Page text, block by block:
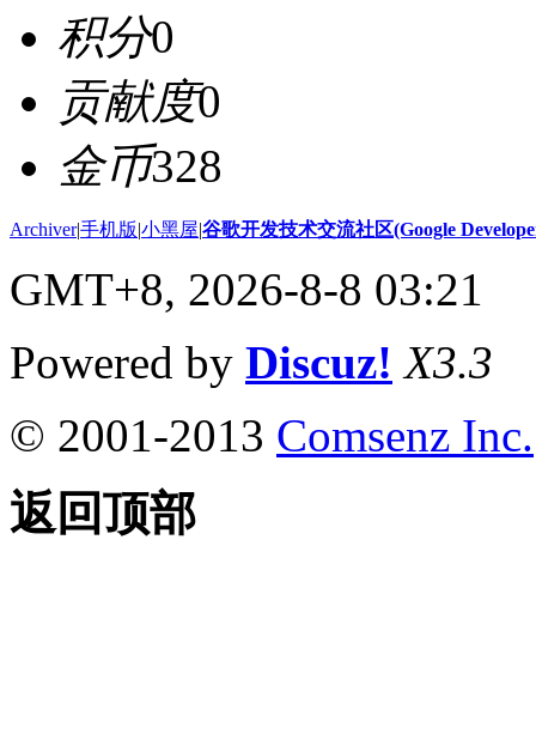
积分0
贡献度0
金币328
Archiver|手机版|小黑屋|谷歌开发技术交流社区(Google
GMT+8, 2026-8-8 03:21
Powered by Discuz! X3.3
© 2001-2013 Comsenz Inc.
返回顶部